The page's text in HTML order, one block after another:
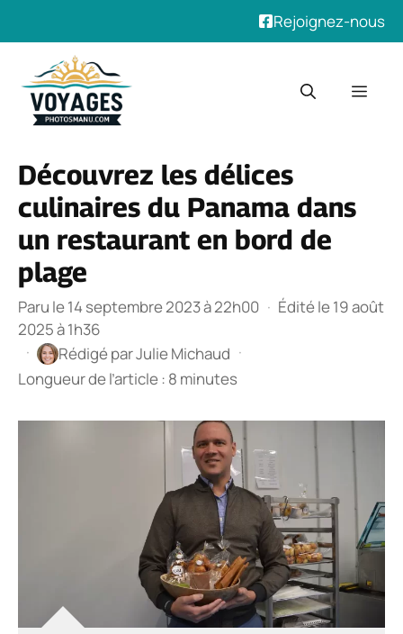
Rejoignez-nous
contenu
Découvrez les délices
culinaires du Panama dans
un restaurant en bord de
plage
Paru le 14 septembre 2023 à 22h00 · Édité le 19 août
2025 à 1h36
·
Rédigé parJulie Michaud ·
Longueur de l’article : 8 minutes